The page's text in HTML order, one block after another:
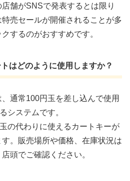
舗がSNSで発表するとは限り
売セールが開催されることが多
するのがおすすめです。
はどのように使用しますか？
通常100円玉を差し込んで使用
システムです。
の代わりに使えるカートキーが
。販売場所や価格、在庫状況は
頭でご確認ください。